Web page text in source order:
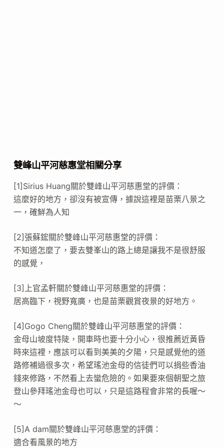
雙峰山平河慈惠堂相關分享
[1]Sirius Huang關於雙峰山平河慈惠堂的評價：
這麼好的地方，卻沒有被宣傳，據說這裡是苗栗八景之
一，確鮮為人知
[2]張蘇鋐關於雙峰山平河慈惠堂的評價：
不知道怎麼了，要去雙峯山的路上總是讓我不是很舒服
的感覺，
[3]上官孟軒關於雙峰山平河慈惠堂的評價：
居高臨下，視野寬廣，也是苗栗觀賞夜景的好地方。
[4]Gogo Cheng關於雙峰山平河慈惠堂的評價：
金母山坡度特陡，開車時也要十分小心，很推薦近黃昏
時來這裡，應該可以看到美美的夕陽，只是感覺他的道
路修補過很多次，希望瑤池金母的信徒們可以捐些香油
錢來修路，不然看上去蠻危險的。如果要來個朝聖之旅
登山參拜瑤池金母也可以，只是這路程會非常的長喔～
～
[5]A dam關於雙峰山平河慈惠堂的評價：
適合看風景的地方